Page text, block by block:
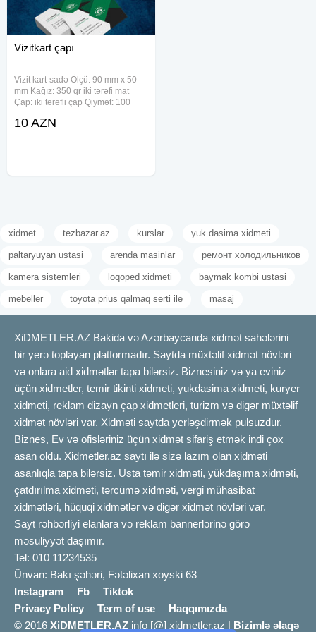
Vizitkart çapı
Vizit kart-sadə Ölçü: 90 mm x 50
mm Kağız: 350 qr iki tərəfi mat
Çap: iki tərəfli çap Qiymət: 100
1000 ədəd – 70 azn Dizayn əlavə
10 AZN
xidmet tezbazar.az kurslar yuk dasima xidmeti
paltaryuyan ustasi arenda masinlar ремонт холодильников
kamera sistemleri loqoped xidmeti baymak kombi ustasi
mebeller toyota prius qalmaq serti ile masaj
XiDMETLER.AZ Bakida və Azərbaycanda xidmət sahələrini
bir yerə toplayan platformadır. Saytda müxtəlif xidmət növləri
və onlara aid xidmətlər tapa bilərsiz. Biznesiniz və ya eviniz
üçün xidmetler, temir tikinti xidmeti, yukdasima xidmeti, kuryer
xidmeti, reklam dizayn çap xidmetleri, turizm və digər müxtəlif
xidmət növləri var. Xidməti saytda yerləşdirmək pulsuzdur.
Biznes, Ev və ofisləriniz üçün xidmət sifariş etmək indi çox
asan oldu. Xidmetler.az saytı ilə sizə lazım olan xidməti
asanlıqla tapa bilərsiz. Usta təmir xidməti, yükdaşıma xidməti,
çatdırılma xidməti, tərcümə xidməti, vergi mühasibat
xidmətləri, hüquqi xidmətlər və digər xidmət növləri var.
Sayt rəhbərliyi elanlara və reklam bannerlərinə görə
məsuliyyət daşımır.
Tel: 010 11234535
Ünvan: Bakı şəhəri, Fətəlixan xoyski 63
Instagram
Fb
Tiktok
Privacy Policy
Term of use
Haqqımızda
© 2016 XiDMETLER.AZ info [@] xidmetler.az | Bizimlə əlaqə